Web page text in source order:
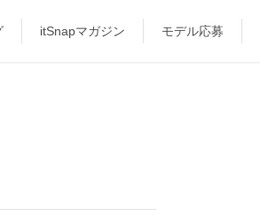
itSnapマガジン モデル応募